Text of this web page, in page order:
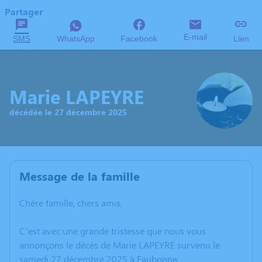
Partager
SMS WhatsApp Facebook E-mail Lien
Marie LAPEYRE
décédée le 27 décembre 2025
Message de la famille
Chère famille, chers amis,
C’est avec une grande tristesse que nous vous
annonçons le décès de Marie LAPEYRE survenu le
samedi 27 décembre 2025 à Eaubonne.